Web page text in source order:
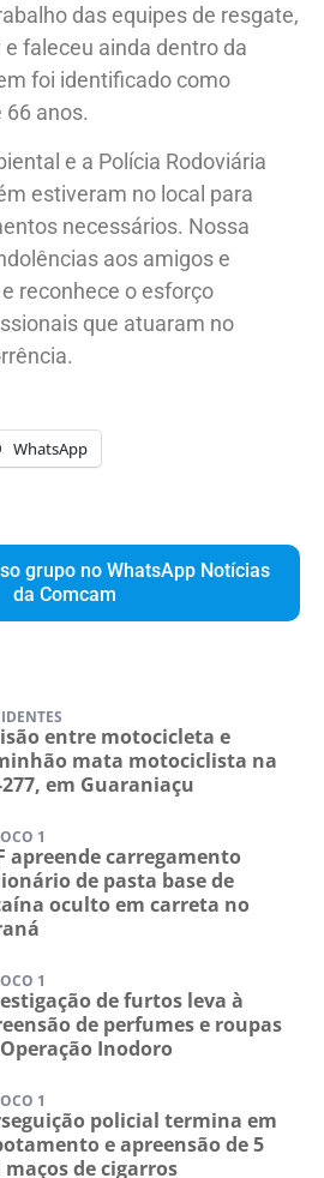
das equipes de resgate,
faleceu ainda dentro da
foi identificado como
66 anos.
e a Polícia Rodoviária
estiveram no local para
necessários. Nossa
aos amigos e
reconhece o esforço
que atuaram no
WhatsApp
grupo no WhatsApp Notícias
da Comcam
entre motocicleta e
mata motociclista na
277, em Guaraniaçu
1
apreende carregamento
de pasta base de
oculto em carreta no
1
de furtos leva à
de perfumes e roupas
Inodoro
1
policial termina em
e apreensão de 5
de cigarros